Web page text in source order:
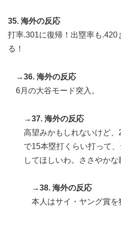
35. 海外の反応
打率.301に復帰！出塁率も
る！
→36. 海外の反応
6月の大谷モード突入。
→37. 海外の反応
高望みかもしれないけど
で15本塁打くらい打って
してほしいわ。ささやかな
→38. 海外の反応
本人はサイ・ヤング賞を